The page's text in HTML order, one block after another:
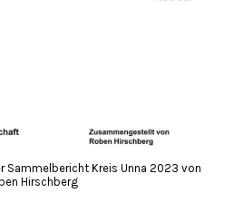
Sammelbericht Kreis Unna 2023 von
Hirschberg